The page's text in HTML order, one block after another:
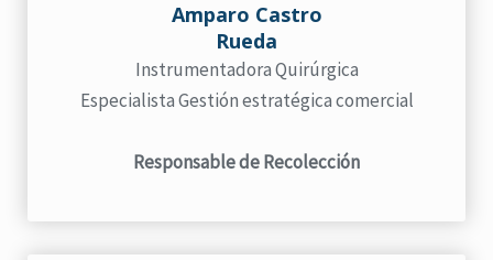
Amparo Castro
Rueda
Instrumentadora Quirúrgica
Especialista Gestión estratégica comercial
Responsable de Recolección